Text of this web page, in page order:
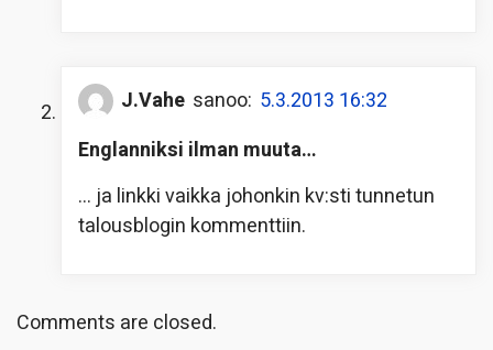
J.Vahe sanoo: 5.3.2013 16:32
Englanniksi ilman muuta…
… ja linkki vaikka johonkin kv:sti tunnetun
talousblogin kommenttiin.
Comments are closed.